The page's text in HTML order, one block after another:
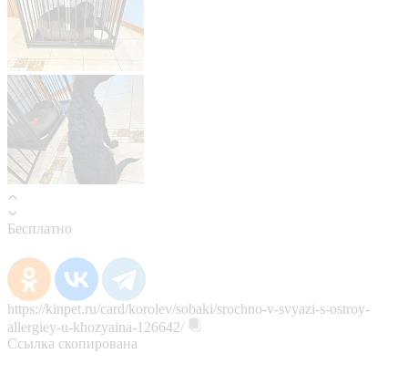
Бесплатно
https://kinpet.ru/card/korolev/sobaki/srochno-v-svyazi-s-ostroy-
allergiey-u-khozyaina-126642/
Ссылка скопирована